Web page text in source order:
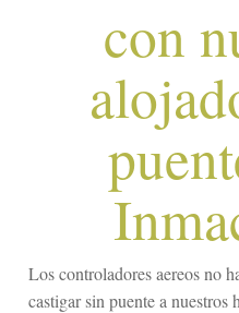
con
Los controladores aereos no
castigar sin puente a nuestros